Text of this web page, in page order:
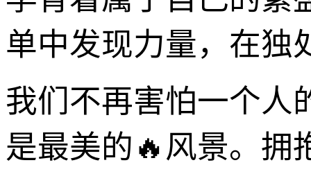
单中发现力量，在独
我们不再害怕一个人
是最美的🔥风景。拥